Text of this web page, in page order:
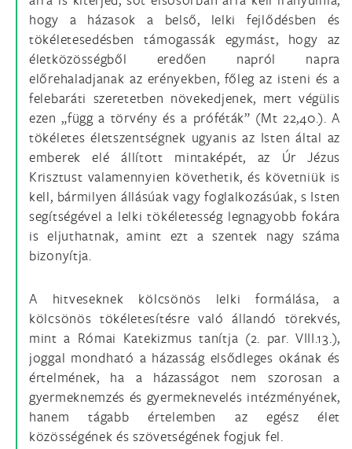
hogy a házasok a belső, lelki fejlődésben és
tökéletesedésben támogassák egymást, hogy az
életközösségből eredően napról napra
előrehaladjanak az erényekben, főleg az isteni és a
felebaráti szeretetben növekedjenek, mert végülis
ezen „függ a törvény és a próféták” (Mt 22,40.). A
tökéletes életszentségnek ugyanis az Isten által az
emberek elé állított mintaképét, az Úr Jézus
Krisztust valamennyien követhetik, és követniük is
kell, bármilyen állásúak vagy foglalkozásúak, s Isten
segítségével a lelki tökéletesség legnagyobb fokára
is eljuthatnak, amint ezt a szentek nagy száma
bizonyítja.
A hitveseknek kölcsönös lelki formálása, a
kölcsönös tökéletesítésre való állandó törekvés,
mint a Római Katekizmus tanítja (2. par. VIII.13.),
joggal mondható a házasság elsődleges okának és
értelmének, ha a házasságot nem szorosan a
gyermeknemzés és gyermeknevelés intézményének,
hanem tágabb értelemben az egész élet
közösségének és szövetségének fogjuk fel.